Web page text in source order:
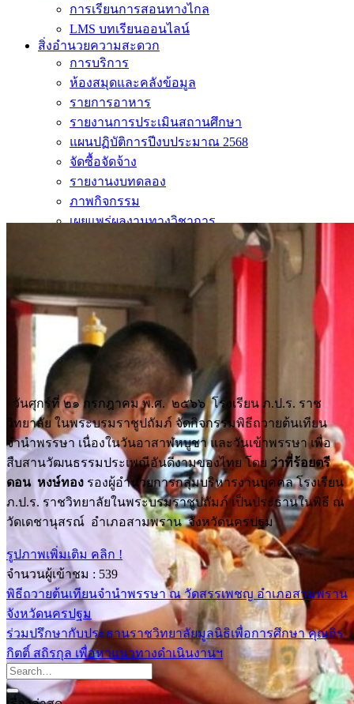
การเรียนการสอนทางไกล
LMS บทเรียนออนไลน์
สิ่งอำนวยความสะดวก
การบริการ
ห้องสมุดและคลังข้อมูล
รายการอาหาร
รายงานการประเมินสถานศึกษา
แผนปฏิบัติการปีงบประมาณ 2568
จัดซื้อจัดจ้าง
รายงานงบทดลอง
ภาพกิจกรรม
เผยแพร่ผลงานทางวิชาการ
ระบบแจ้งเรื่องร้องเรียน
วันศุกร์ที่ ๒๑ กรกฎาคม พ.ศ. ๒๕๖๖ โรงเรียน ภ.ป.ร. ราช
วิทยาลัย ในพระบรมราชูปถัมภ์ จัดกิจกรรมพิธีถวายต้นเทียน
จำนำพรรษา เนื่องในวันอาสาฬหบูชา และวันเข้าพรรษา เพื่อ
สืบสานวัฒนธรรมประเพณีอันดีงามของไทย โดย ว่าที่ร้อยตรี
ดอน หงษ์ทอง รองผู้อำนวยการกลุ่มบริหารงานบุคคล โรงเรียน
ภ.ป.ร. ราชวิทยาลัยในพระบรมราชูปถัมภ์ เป็นประธานในพิธี ณ
วัดเดชานุสรณ์ อำเภอสามพราน จังหวัดนครปฐม
รูปภาพเพิ่มเติม คลิก !
จำนวนผู้เข้าชม : 539
พิธีถวายต้นเทียนจำนำพรรษา ณ วัดสรรเพชญ อำเภอสามพราน
จังหวัดนครปฐม
ร่วมปรึกษากับประธานราชวิทยาลัยมูลนิธิเพื่อการศึกษา คุณถิร
กิตติ์ สถิรกุล เพื่อหาแนวทางดำเนินงานฯ